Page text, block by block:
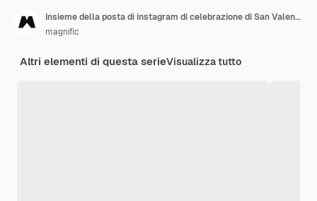
Insieme della posta di instagram di celebrazione di San Valentino
magnific
Altri elementi di questa serieVisualizza tutto